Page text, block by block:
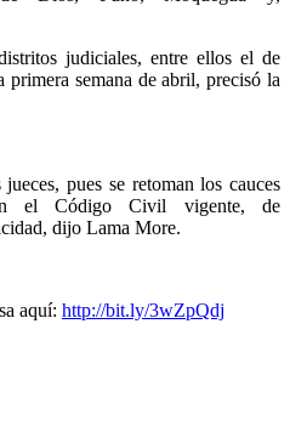
judiciales, entre ellos el de
semana de abril, precisó la
pues se retoman los cauces
en el Código Civil vigente, de
dijo Lama More.
aquí: http://bit.ly/3wZpQdj